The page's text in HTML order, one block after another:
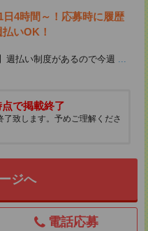
4時間～！応募時に履歴
いOK！
週払い制度があるので今週 ...
で掲載終了
致します。予めご理解くださ
ジへ
電話応募